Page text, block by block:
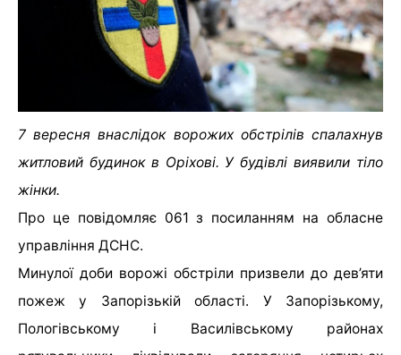
7 вересня внаслідок ворожих обстрілів спалахнув
житловий будинок в Оріхові. У будівлі виявили тіло
жінки.
Про це повідомляє 061 з посиланням на обласне
управління ДСНС.
Минулої доби ворожі обстріли призвели до дев’яти
пожеж у Запорізькій області. У Запорізькому,
Пологівському і Василівському районах